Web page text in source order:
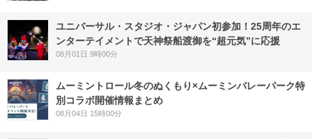
ユニバーサル・スタジオ・ジャパン初参加！25周年のエ
ンターテイメントで天神祭船渡御を“超元気”に応援
08月01日 9時00分
ムーミントロール冬のぬくもり×ムーミンバレーパーク特
別コラボ開催情報まとめ
08月04日 15時00分